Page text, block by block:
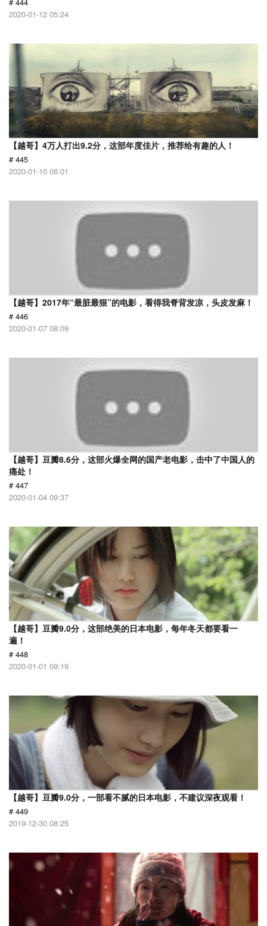
2020-01-12 05:24
【越哥】4万人打出9.2分，这部年度佳片，推荐给有趣的人！
# 445
2020-01-10 06:01
【越哥】2017年“最脏最狠”的电影，看得我脊背发凉，头皮发麻！
# 446
2020-01-07 08:09
【越哥】豆瓣8.6分，这部火爆全网的国产老电影，击中了中国人的
痛处！
# 447
2020-01-04 09:37
【越哥】豆瓣9.0分，这部绝美的日本电影，每年冬天都要看一
遍！
# 448
2020-01-01 09:19
【越哥】豆瓣9.0分，一部看不腻的日本电影，不建议深夜观看！
# 449
2019-12-30 08:25